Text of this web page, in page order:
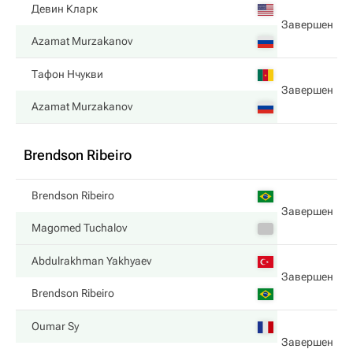
Девин Кларк
Завершен
Azamat Murzakanov
Тафон Нчукви
Завершен
Azamat Murzakanov
Brendson Ribeiro
Brendson Ribeiro
Завершен
Magomed Tuchalov
Abdulrakhman Yakhyaev
Завершен
Brendson Ribeiro
Oumar Sy
Завершен